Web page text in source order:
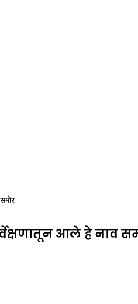
आले हे नाव